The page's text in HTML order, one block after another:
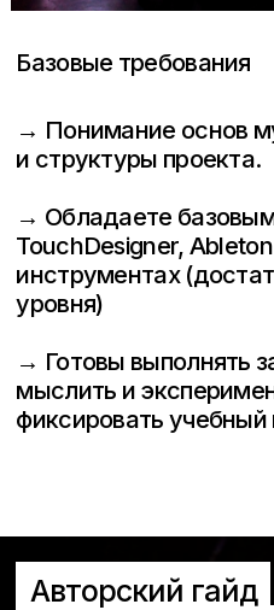
→ Понимание основ
и структуры проекта.
→ Обладаете
TouchDesigner,
инструментах
уровня)
→ Готовы выполнять
мыслить и
фиксировать учебный
Базовые требования
Авторский гайд